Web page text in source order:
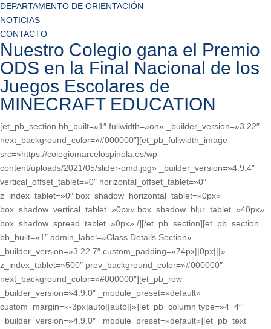
DEPARTAMENTO DE ORIENTACIÓN
NOTICIAS
CONTACTO
Nuestro Colegio gana el Premio
ODS en la Final Nacional de los
Juegos Escolares de
MINECRAFT EDUCATION
[et_pb_section bb_built=»1″ fullwidth=»on» _builder_version=»3.22″
next_background_color=»#000000″][et_pb_fullwidth_image
src=»https://colegiomarcelospinola.es/wp-
content/uploads/2021/05/slider-omd.jpg» _builder_version=»4.9.4″
vertical_offset_tablet=»0″ horizontal_offset_tablet=»0″
z_index_tablet=»0″ box_shadow_horizontal_tablet=»0px»
box_shadow_vertical_tablet=»0px» box_shadow_blur_tablet=»40px»
box_shadow_spread_tablet=»0px» /][/et_pb_section][et_pb_section
bb_built=»1″ admin_label=»Class Details Section»
_builder_version=»3.22.7″ custom_padding=»74px||0px|||»
z_index_tablet=»500″ prev_background_color=»#000000″
next_background_color=»#000000″][et_pb_row
_builder_version=»4.9.0″ _module_preset=»default»
custom_margin=»-3px|auto||auto||»][et_pb_column type=»4_4″
_builder_version=»4.9.0″ _module_preset=»default»][et_pb_text